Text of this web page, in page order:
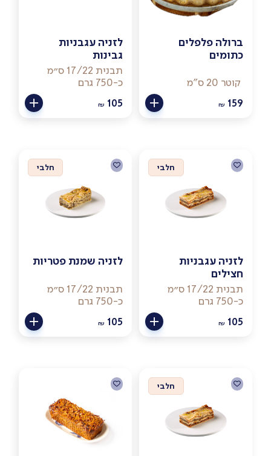
ברולה פלפלים
כתומים
קוטר 20 ס"מ
₪ 159
לזניה עגבניות
גבינות
תבנית 17/22 ס״מ
כ-750 גרם
₪ 105
חלבי
לזניה עגבניות
חצילים
תבנית 17/22 ס״מ
כ-750 גרם
₪ 105
חלבי
לזניה שמנת פטריות
תבנית 17/22 ס״מ
כ-750 גרם
₪ 105
חלבי